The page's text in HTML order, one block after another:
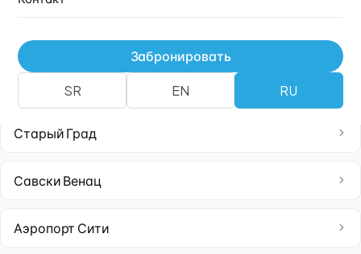
Забронировать
SR EN RU
Врачар
Старый Град
Савски Венац
Аэропорт Сити